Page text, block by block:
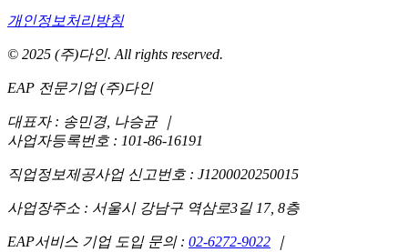
개인정보처리방침
© 2025 (주)다인. All rights reserved.
EAP 전문기업 (주)다인
대표자 : 송민경, 나승균 ｜
사업자등록번호 : 101-86-16191
직업정보제공사업 신고번호 : J1200020250015
사업장주소 : 서울시 강남구 역삼로3길 17, 8층
EAP서비스 기업 도입 문의 : 02-6272-9022 ｜